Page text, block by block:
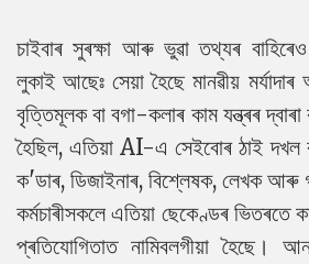
চাইবাৰ সুৰক্ষা আৰু ভুৱা তথ্যৰ
লুকাই আছেঃ সেয়া হৈছে মানৱীয়
বৃত্তিমূলক বা বগা-কলাৰ কাম যন্ত্ৰৰ
হৈছিল, এতিয়া AI-এ সেইবোৰ ঠাই দখল
ক'ডাৰ, ডিজাইনাৰ, বিশ্লেষক, লেখক আৰু
কৰ্মচাৰীসকলে এতিয়া ছেকেণ্ডৰ ভিতৰতে
প্ৰতিযোগিতাত নামিবলগীয়া হৈছে।